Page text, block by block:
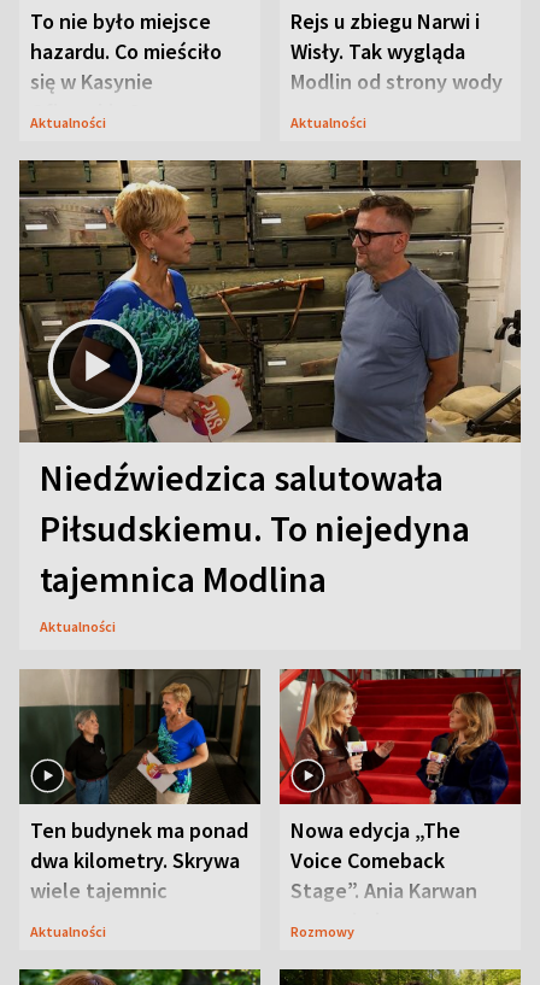
To nie było miejsce
hazardu. Co mieściło
się w Kasynie
Oficerskim?
Aktualności
Rejs u zbiegu Narwi i
Wisły. Tak wygląda
Modlin od strony wody
Aktualności
Niedźwiedzica salutowała
Piłsudskiemu. To niejedyna
tajemnica Modlina
Aktualności
Ten budynek ma ponad
dwa kilometry. Skrywa
wiele tajemnic
Aktualności
Nowa edycja „The
Voice Comeback
Stage”. Ania Karwan
zapowiada
Rozmowy